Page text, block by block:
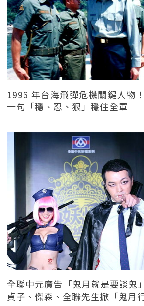
1996 年台海飛彈危機關鍵人物
一句「穩、忍、狠」穩住全軍
全聯中元廣告「鬼月就是要談鬼
貞子、傑森、全聯先生掀「鬼月